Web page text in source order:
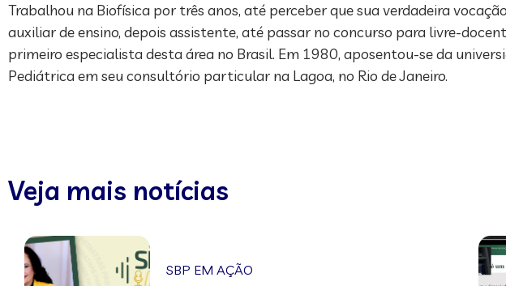
Trabalhou na Biofísica por três anos, até perceber que sua verdadeira
auxiliar de ensino, depois assistente, até passar no concurso para livre-
primeiro especialista desta área no Brasil. Em 1980, aposentou-se da
Pediátrica em seu consultório particular na Lagoa, no Rio de Janeiro.
Veja mais notícias
SBP EM AÇÃO